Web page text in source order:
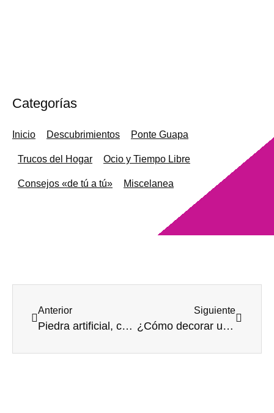
Categorías
Inicio Descubrimientos Ponte Guapa
Trucos del Hogar Ocio y Tiempo Libre
Consejos «de tú a tú» Miscelanea
Anterior
Piedra artificial, conoce más…
Siguiente
¿Cómo decorar una casa de pueblo?